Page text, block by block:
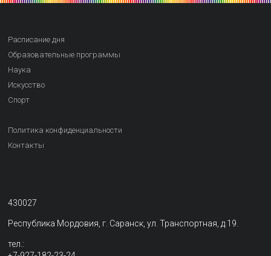
Расписание дня
Образовательные программы
Наука
Искусство
Спорт
Политика конфиденциальности
Контакты
430027
Республика Мордовия, г. Саранск, ул. Транспортная, д.19.
тел.: